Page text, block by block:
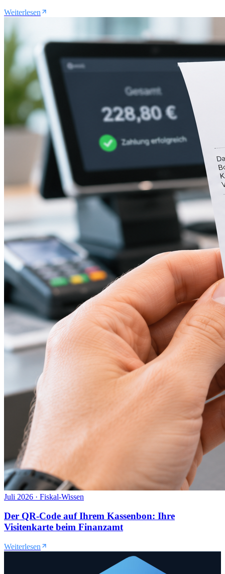
Weiterlesen
Juli 2026 · Fiskal-Wissen
Der QR-Code auf Ihrem Kassenbon: Ihre
Visitenkarte beim Finanzamt
Weiterlesen